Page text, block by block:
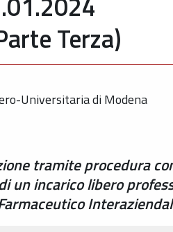
Terza)
Universitaria di Modena
tramite procedura
un incarico libero